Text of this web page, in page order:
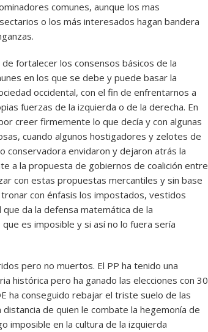
comunes, aunque los mas
o los más interesados hagan bandera
fortalecer los consensos básicos de la
en los que se debe y puede basar la
occidental, con el fin de enfrentarnos a
fuerzas de la izquierda o de la derecha. En
creer firmemente lo que decía y con algunas
cuando algunos hostigadores y zelotes de
conservadora envidaron y dejaron atrás la
a la propuesta de gobiernos de coalición entre
con estas propuestas mercantiles y sin base
con énfasis los impostados, vestidos
da la defensa matemática de la
es imposible y si así no lo fuera sería
pero no muertos. El PP ha tenido una
histórica pero ha ganado las elecciones con 30
ha conseguido rebajar el triste suelo de las
de quien le combate la hegemonía de
imposible en la cultura de la izquierda